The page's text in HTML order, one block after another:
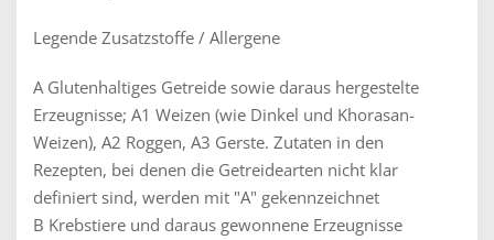
Legende Zusatzstoffe / Allergene
A Glutenhaltiges Getreide sowie daraus hergestelte
Erzeugnisse; A1 Weizen (wie Dinkel und Khorasan-
Weizen), A2 Roggen, A3 Gerste. Zutaten in den
Rezepten, bei denen die Getreidearten nicht klar
definiert sind, werden mit "A" gekennzeichnet
B Krebstiere und daraus gewonnene Erzeugnisse